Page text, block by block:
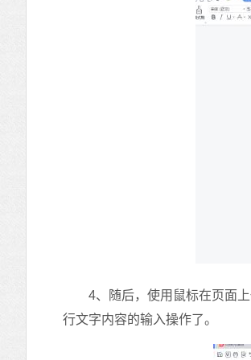
4、随后，使用鼠标在页面上
行文字内容的输入操作了。